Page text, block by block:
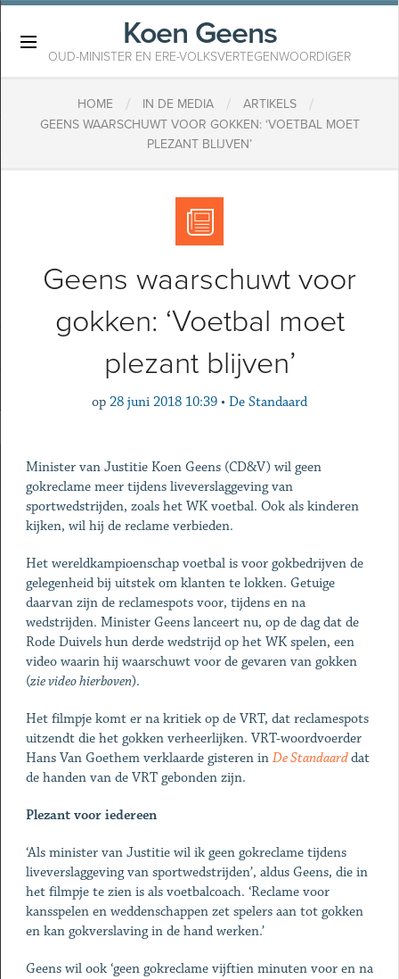
Koen Geens
OUD-MINISTER EN ERE-VOLKSVERTEGENWOORDIGER
HOME / IN DE MEDIA / ARTIKELS /
GEENS WAARSCHUWT VOOR GOKKEN: ‘VOETBAL MOET
PLEZANT BLIJVEN’
Geens waarschuwt voor
gokken: ‘Voetbal moet
plezant blijven’
op 28 juni 2018 10:39 • De Standaard
Minister van Justitie Koen Geens (CD&V) wil geen
gokreclame meer tijdens liveverslaggeving van
sportwedstrijden, zoals het WK voetbal. Ook als kinderen
kijken, wil hij de reclame verbieden.
Het wereldkampioenschap voetbal is voor gokbedrijven de
gelegenheid bij uitstek om klanten te lokken. Getuige
daarvan zijn de reclamespots voor, tijdens en na
wedstrijden. Minister Geens lanceert nu, op de dag dat de
Rode Duivels hun derde wedstrijd op het WK spelen, een
video waarin hij waarschuwt voor de gevaren van gokken
(zie video hierboven).
Het filmpje komt er na kritiek op de VRT, dat reclamespots
uitzendt die het gokken verheerlijken. VRT-woordvoerder
Hans Van Goethem verklaarde gisteren in De Standaarddat
de handen van de VRT gebonden zijn.
Plezant voor iedereen
‘Als minister van Justitie wil ik geen gokreclame tijdens
liveverslaggeving van sportwedstrijden’, aldus Geens, die in
het filmpje te zien is als voetbalcoach. ‘Reclame voor
kansspelen en weddenschappen zet spelers aan tot gokken
en kan gokverslaving in de hand werken.’
Geens wil ook ‘geen gokreclame vijftien minuten voor en na